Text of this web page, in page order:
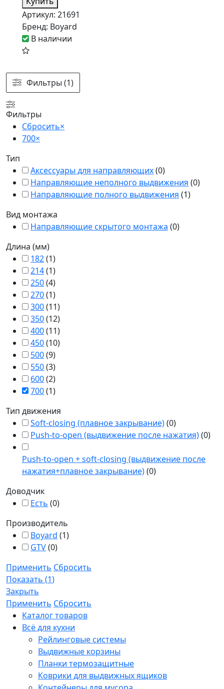
Фильтры (1)
Фильтры
Сбросить×
700×
Тип
Аксессуары для направляющих(0)
Направляющие неполного выдвижения (0)
Направляющие полного выдвижения (1)
Вид монтажа
Направляющие скрытого монтажа (0)
Длина (мм)
182(1)
214(1)
250(4)
270(1)
300(11)
350(12)
400(11)
450(10)
500(9)
550(3)
600(2)
700(1)
Тип движения
Soft-closing (плавное закрывание)(0)
Push-to-open (выдвижение после нажатия)(0)
Push-to-open + soft-closing (выдвижение после
нажатия+плавное закрывание)(0)
Доводчик
Есть (0)
Производитель
Boyard (1)
GTV(0)
Применить Сбросить
Показать (1)
Закрыть
Применить Сбросить
Каталог товаров
Всё для кухни
Рейлинговые системы
Выдвижные корзины
Планки термозащитные
Коврики для выдвижных ящиков
Артикул: 21691
Бренд: Boyard
В наличии